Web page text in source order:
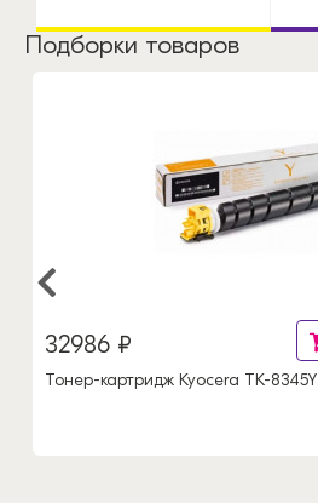
Подборки товаров
32986 ₽
Тонер-картридж Kyocera TK-8345Y